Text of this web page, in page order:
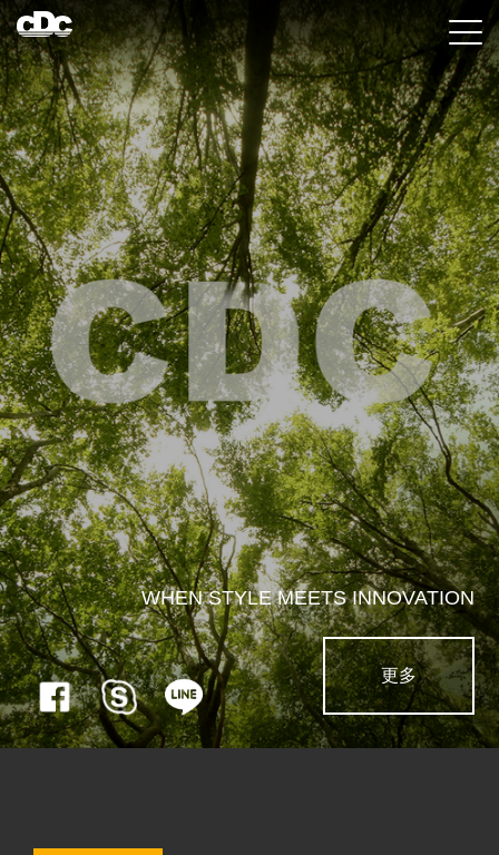
WHEN STYLE MEETS INNOVATION
更多